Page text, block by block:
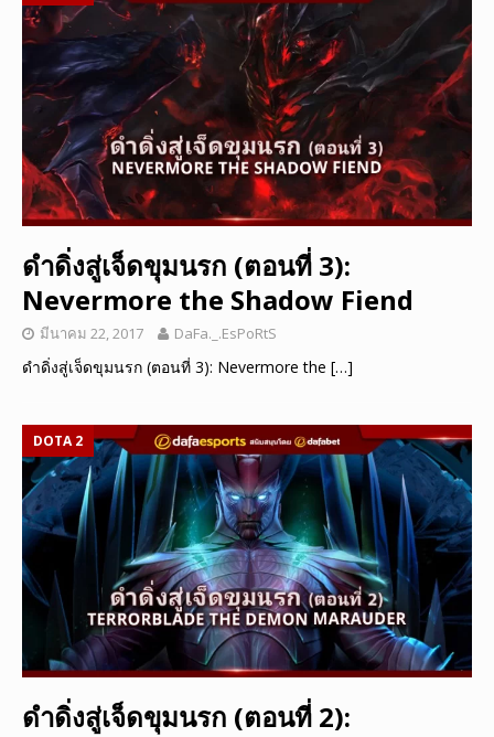
ดำดิ่งสู่เจ็ดขุมนรก (ตอนที่ 3):
Nevermore the Shadow Fiend
มีนาคม 22, 2017 DaFa._.EsPoRtS
ดำดิ่งสู่เจ็ดขุมนรก (ตอนที่ 3): Nevermore the […]
DOTA 2
ดำดิ่งสู่เจ็ดขุมนรก (ตอนที่ 2):